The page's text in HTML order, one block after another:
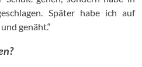
Später habe ich auf
genäht.“